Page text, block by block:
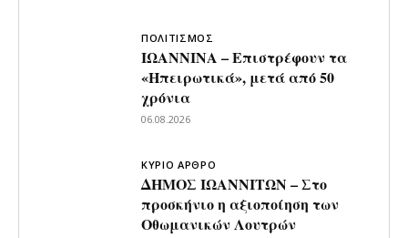
ΠΟΛΙΤΙΣΜΟΣ
ΙΩΑΝΝΙΝΑ – Επιστρέφουν τα
«Ηπειρωτικά», μετά από 50
χρόνια
06.08.2026
ΚΥΡΙΟ ΑΡΘΡΟ
ΔΗΜΟΣ ΙΩΑΝΝΙΤΩΝ – Στο
προσκήνιο η αξιοποίηση των
Οθωμανικών Λουτρών